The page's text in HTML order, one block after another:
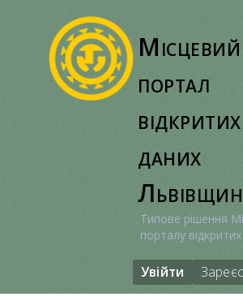
Місцевий
портал
відкритих
даних
Типове рішення
порталу
Увійти